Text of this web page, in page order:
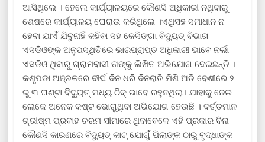
ଆସିଥିଲେ । ହେଲେ କାର୍ଯ୍ୟାଳୟରେ କୌଣସି ଅଧିକାରୀ ନଥିବାରୁ
ଶେଷରେ କାର୍ଯ୍ୟାଳୟ ଘେରାଉ କରିଥିଲେ ।ଏଥିସହ ସମାଧାନ ନ
ହେବା ଯାଏଁ ଯିବୁନାହିଁ କହିବା ସହ କେସିଙ୍ଗା ବିଦ୍ୟୁତ୍ ବିଭାଗ
ଏସଡିଓଙ୍କ ଅନୁପସ୍ଥିତିରେ ଭାରପ୍ରାପ୍ତ ଅଧିକାରୀ ଭାବେ ନର୍ଲା
ଏସଡିଓ ଥିବାରୁ ଗ୍ରାମବାସୀ ତାଙ୍କୁ ଲିଖିତ ଅଭିଯୋଗ ଦେଇଛନ୍ତି ।
କଶୃପଡା ଅଞ୍ଚଳରେ ଦୀର୍ଘ ଦିନ ଧରି ଦିନରାତି ମିଶି ଅତି ବେଶୀରେ ୨
ରୁ ୩ ଘଣ୍ଟା ବିଦ୍ୟୁତ୍ ମଧ୍ୟ ଠିକ୍ ଭାବେ ରହୁନଥିଲା। ଯାହାକୁ ନେଇ
ଲୋକେ ଅନେକ କଷ୍ଟ ଭୋଗୁଥିବା ଅଭିଯୋଗ ହେଉଛି । ବର୍ତ୍ତମାନ
ଗ୍ରୀଷ୍ମ ପ୍ରବାହ ଚରମ ସୀମାରେ ଥିବାବେଳେ ଏହି ପ୍ରକାର ବିନା
କୌଣସି କାରଣରେ ବିଦ୍ୟୁତ୍ କାଟ୍ ଯୋଗୁଁ ପିଲାଙ୍କ ଠାରୁ ବୃଦ୍ଧାଙ୍କ